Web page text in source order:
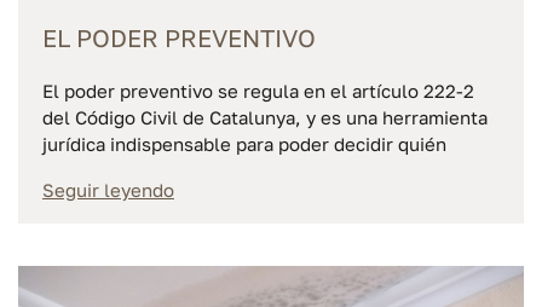
EL PODER PREVENTIVO
El poder preventivo se regula en el artículo 222-2
del Código Civil de Catalunya, y es una herramienta
jurídica indispensable para poder decidir quién
Seguir leyendo